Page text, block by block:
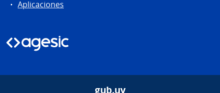
Aplicaciones
gub.uy